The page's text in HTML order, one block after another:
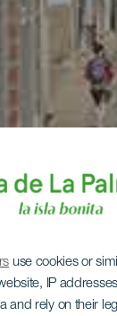
use cookies or
IP
and rely on their